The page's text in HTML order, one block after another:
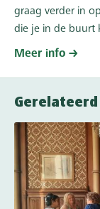
graag verder in
die je in de buurt
Meer info
Gerelateerd